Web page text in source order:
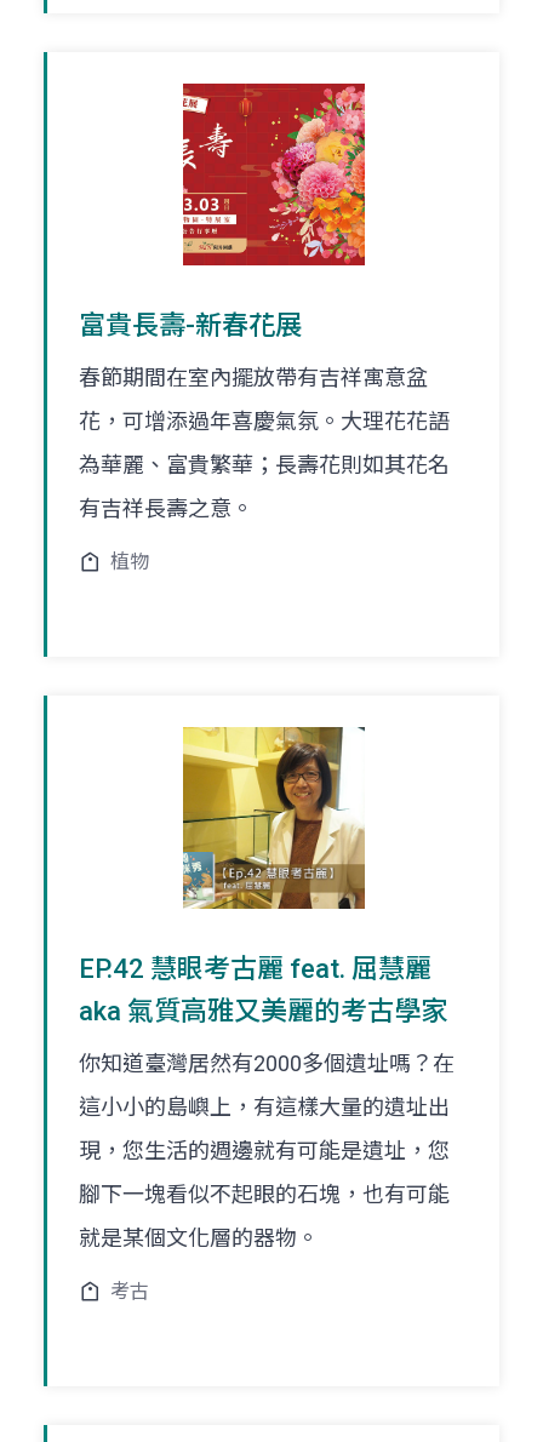
富貴長壽-新春花展
春節期間在室內擺放帶有吉祥寓意盆
花，可增添過年喜慶氣氛。大理花花語
為華麗、富貴繁華；長壽花則如其花名
有吉祥長壽之意。
植物
EP.42 慧眼考古麗 feat. 屈慧麗
aka 氣質高雅又美麗的考古學家
你知道臺灣居然有2000多個遺址嗎？在
這小小的島嶼上，有這樣大量的遺址出
現，您生活的週邊就有可能是遺址，您
腳下一塊看似不起眼的石塊，也有可能
就是某個文化層的器物。
考古